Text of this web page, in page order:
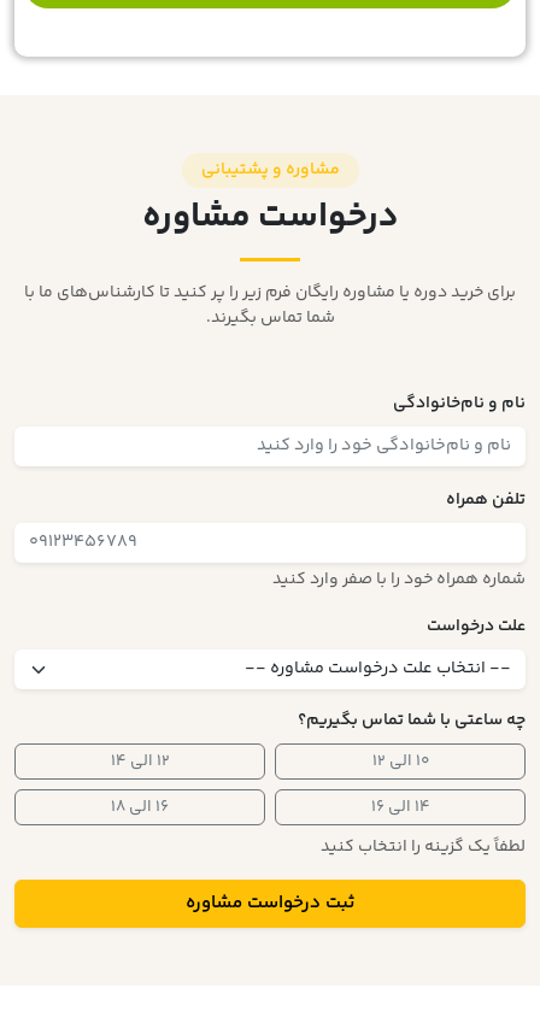
مشاوره و پشتیبانی
درخواست مشاوره
برای خرید دوره یا مشاوره رایگان فرم زیر را پر کنید تا کارشناس‌های ما با
شما تماس بگیرند.
نام و نام‌خانوادگی
تلفن همراه
شماره همراه خود را با صفر وارد کنید
علت درخواست
چه ساعتی با شما تماس بگیریم؟
۱۰ الی ۱۲
۱۲ الی ۱۴
۱۴ الی ۱۶
۱۶ الی ۱۸
لطفاً یک گزینه را انتخاب کنید
ثبت درخواست مشاوره